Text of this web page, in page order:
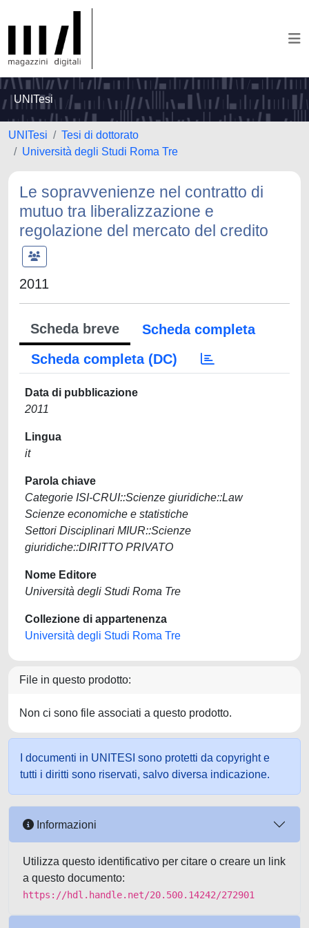
UNITesi
UNITesi
Tesi di dottorato
Università degli Studi Roma Tre
Le sopravvenienze nel contratto di
mutuo tra liberalizzazione e
regolazione del mercato del credito
2011
Scheda breve
Scheda completa
Scheda completa (DC)
Data di pubblicazione
2011
Lingua
it
Parola chiave
Categorie ISI-CRUI::Scienze giuridiche::Law
Scienze economiche e statistiche
Settori Disciplinari MIUR::Scienze
giuridiche::DIRITTO PRIVATO
Nome Editore
Università degli Studi Roma Tre
Collezione di appartenenza
Università degli Studi Roma Tre
File in questo prodotto:
Non ci sono file associati a questo prodotto.
I documenti in UNITESI sono protetti da copyright e
tutti i diritti sono riservati, salvo diversa indicazione.
Informazioni
Utilizza questo identificativo per citare o creare un link
a questo documento:
https://hdl.handle.net/20.500.14242/272901